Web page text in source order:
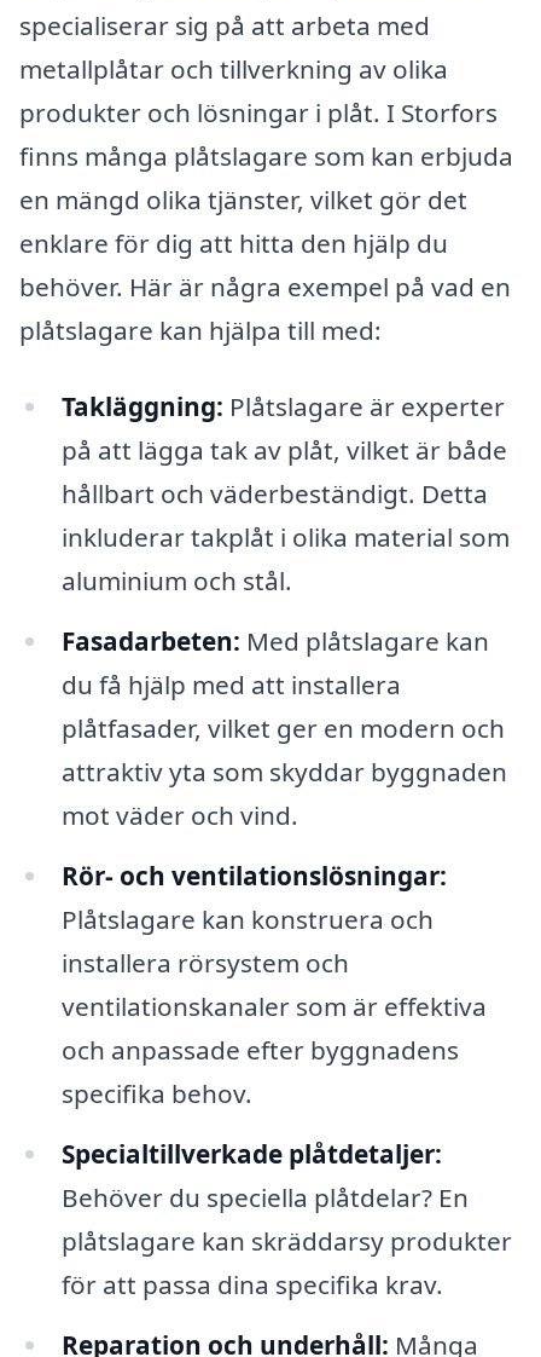
specialiserar sig på att arbeta med
metallplåtar och tillverkning av olika
produkter och lösningar i plåt. I Storfors
finns många plåtslagare som kan erbjuda
en mängd olika tjänster, vilket gör det
enklare för dig att hitta den hjälp du
behöver. Här är några exempel på vad en
plåtslagare kan hjälpa till med:
Takläggning: Plåtslagare är experter
på att lägga tak av plåt, vilket är både
hållbart och väderbeständigt. Detta
inkluderar takplåt i olika material som
aluminium och stål.
Fasadarbeten: Med plåtslagare kan
du få hjälp med att installera
plåtfasader, vilket ger en modern och
attraktiv yta som skyddar byggnaden
mot väder och vind.
Rör- och ventilationslösningar:
Plåtslagare kan konstruera och
installera rörsystem och
ventilationskanaler som är effektiva
och anpassade efter byggnadens
specifika behov.
Specialtillverkade plåtdetaljer:
Behöver du speciella plåtdelar? En
plåtslagare kan skräddarsy produkter
för att passa dina specifika krav.
Reparation och underhåll: Många